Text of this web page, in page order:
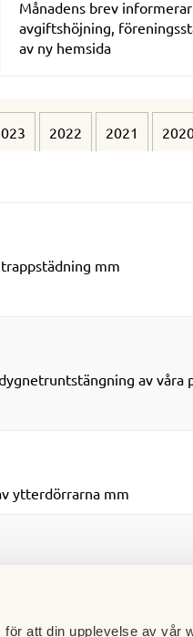
att din upplevelse av vår
Månadens brev
avgiftshöjning,
av ny hemsida
2022 2021
mm
av
ytterdörrarna mm